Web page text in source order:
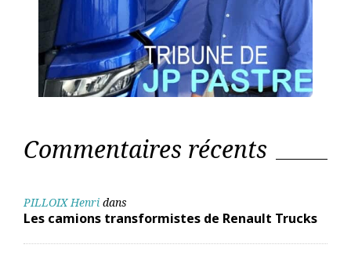
Commentaires récents
PILLOIX Henri dans
Les camions transformistes de Renault Trucks